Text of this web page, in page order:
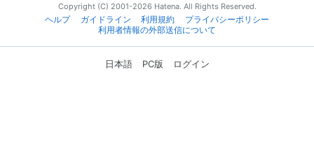
Copyright (C) 2001-2026 Hatena. All Rights Reserved.
ヘルプ
ガイドライン 利用規約
プライバシーポリシー
利用者情報の外部送信について
日本語 PC版 ログイン